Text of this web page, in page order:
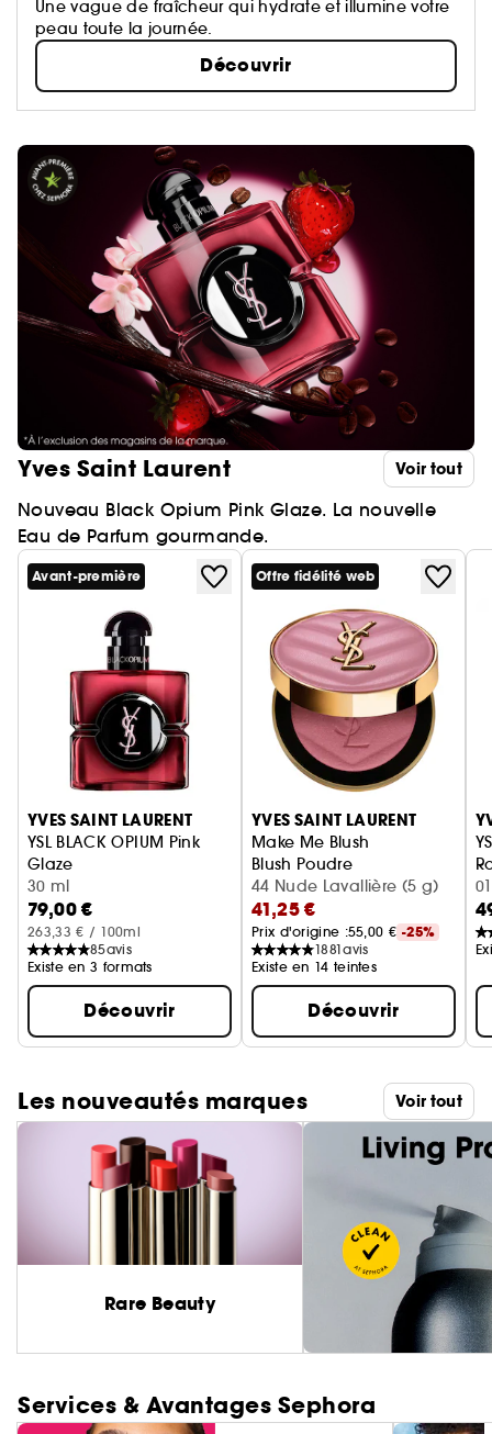
Une vague de fraîcheur qui hydrate et illumine votre
peau toute la journée.
Découvrir
Yves Saint Laurent
Nouveau Black Opium Pink Glaze. La nouvelle
Eau de Parfum gourmande.
Voir tout
Ignorer le carrousel produits
Avant-première
YVES SAINT LAURENT
YSL BLACK OPIUM Pink
Glaze
Eau de Parfum femme ambrée florale & note de fraise
30 ml
79,00 €
263,33 € / 100ml
85avis
Existe en 3 formats
Découvrir
Offre fidélité web
YVES SAINT LAURENT
Make Me Blush
Blush Poudre
44 Nude Lavallière (5 g)
41,25 €
Prix d'origine :55,00 € -25%
1881avis
Existe en 14 teintes
Découvrir
Les nouveautés marques Voir tout
Rare Beauty
Services & Avantages Sephora